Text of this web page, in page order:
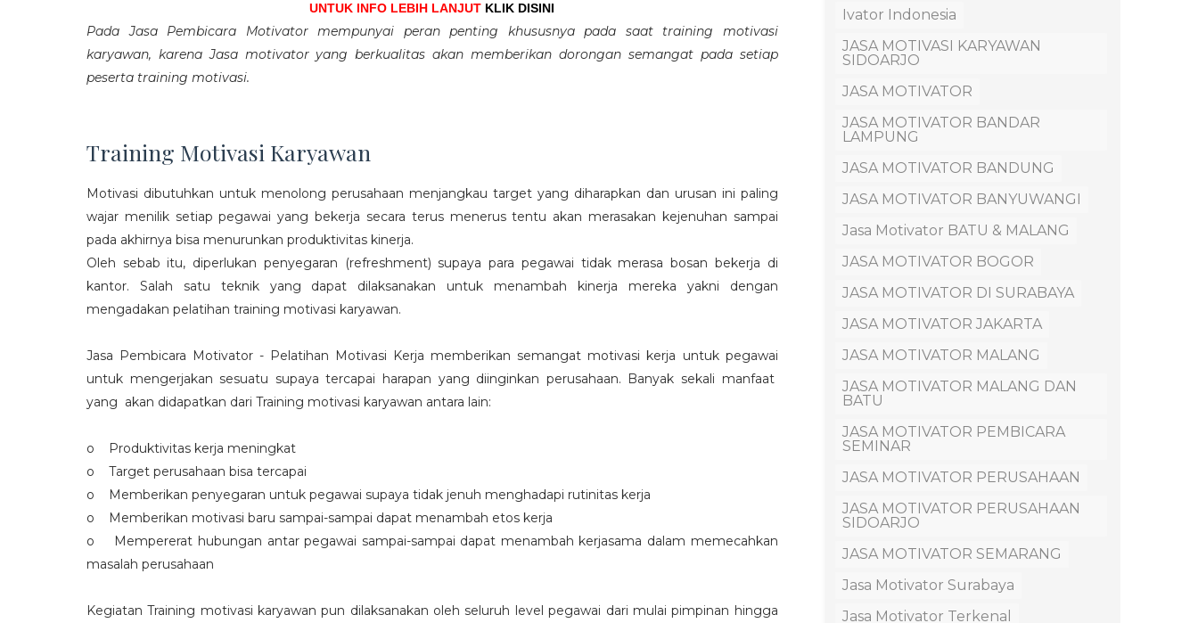
UNTUK INFO LEBIH LANJUT KLIK DISINI
Pada Jasa Pembicara Motivator mempunyai peran penting khususnya pada saat training motivasi
karyawan, karena Jasa motivator yang berkualitas akan memberikan dorongan semangat pada setiap
peserta training motivasi.
Training Motivasi Karyawan
Motivasi dibutuhkan untuk menolong perusahaan menjangkau target yang diharapkan dan urusan ini paling
wajar menilik setiap pegawai yang bekerja secara terus menerus tentu akan merasakan kejenuhan sampai
pada akhirnya bisa menurunkan produktivitas kinerja.
Oleh sebab itu, diperlukan penyegaran (refreshment) supaya para pegawai tidak merasa bosan bekerja di
kantor. Salah satu teknik yang dapat dilaksanakan untuk menambah kinerja mereka yakni dengan
mengadakan pelatihan training motivasi karyawan.
Jasa Pembicara Motivator - Pelatihan Motivasi Kerja memberikan semangat motivasi kerja untuk pegawai
untuk mengerjakan sesuatu supaya tercapai harapan yang diinginkan perusahaan. Banyak sekali manfaat
yang akan didapatkan dari Training motivasi karyawan antara lain:
o Produktivitas kerja meningkat
o Target perusahaan bisa tercapai
o Memberikan penyegaran untuk pegawai supaya tidak jenuh menghadapi rutinitas kerja
o Memberikan motivasi baru sampai-sampai dapat menambah etos kerja
o Mempererat hubungan antar pegawai sampai-sampai dapat menambah kerjasama dalam memecahkan
masalah perusahaan
Kegiatan Training motivasi karyawan pun dilaksanakan oleh seluruh level pegawai dari mulai pimpinan hingga
Ivator Indonesia
JASA MOTIVASI KARYAWAN
SIDOARJO
JASA MOTIVATOR
JASA MOTIVATOR BANDAR
LAMPUNG
JASA MOTIVATOR BANDUNG
JASA MOTIVATOR BANYUWANGI
Jasa Motivator BATU & MALANG
JASA MOTIVATOR BOGOR
JASA MOTIVATOR DI SURABAYA
JASA MOTIVATOR JAKARTA
JASA MOTIVATOR MALANG
JASA MOTIVATOR MALANG DAN
BATU
JASA MOTIVATOR PEMBICARA
SEMINAR
JASA MOTIVATOR PERUSAHAAN
JASA MOTIVATOR PERUSAHAAN
SIDOARJO
JASA MOTIVATOR SEMARANG
Jasa Motivator Surabaya
Jasa Motivator Terkenal